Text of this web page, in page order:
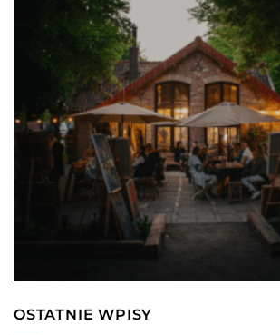
OSTATNIE WPISY